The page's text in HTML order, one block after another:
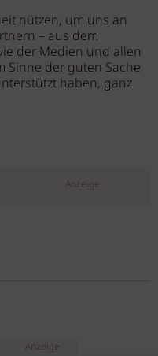
nützen, um uns an
– aus dem
der Medien und allen
Sinne der guten Sache
haben, ganz
Anzeige
Anzeige